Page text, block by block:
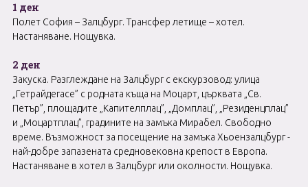
1 ден
Полет София – Залцбург. Трансфер летище – хотел.
Настаняване. Нощувка.
2 ден
Закуска. Разглеждане на Залцбург с екскурзовод: улица
„Гетрайдегасе” с родната къща на Моцарт, църквата „Св.
Петър”, площадите „Капителплац”, „Домплац”, „Резиденцплац”
и „Моцартплац”, градините на замъка Мирабел. Свободно
време. Възможност за посещение на замъка Хьоензалцбург -
най-добре запазената средновековна крепост в Европа.
Настаняване в хотел в Залцбург или околности. Нощувка.